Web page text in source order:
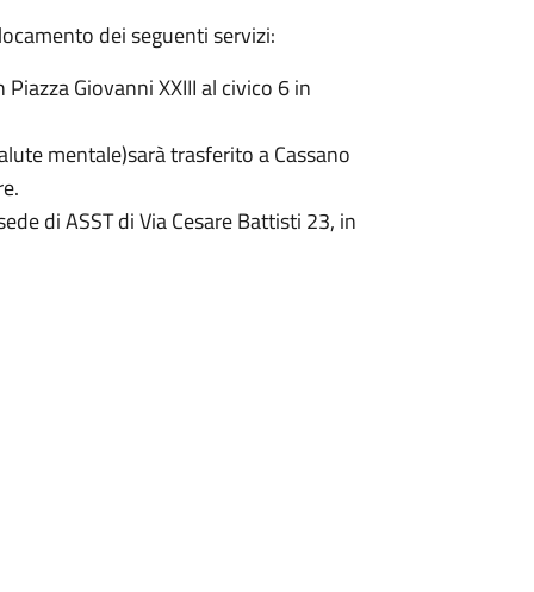
dei seguenti servizi:
Giovanni XXIII al civico 6 in
mentale)sarà trasferito a Cassano
di ASST di Via Cesare Battisti 23, in